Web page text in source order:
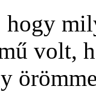
volt,